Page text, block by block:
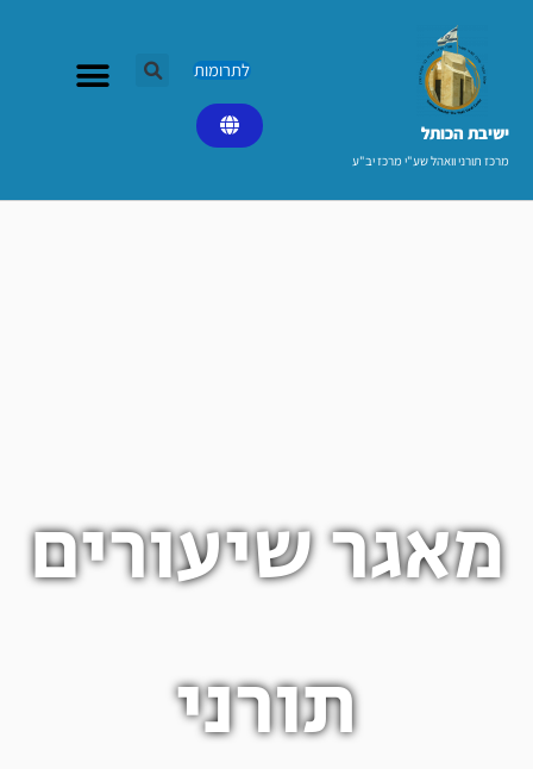
ישיבת הכותל​
מרכז תורני וואהל שע"י מרכז יב"ע
לתרומות
מאגר שיעורים
תורני